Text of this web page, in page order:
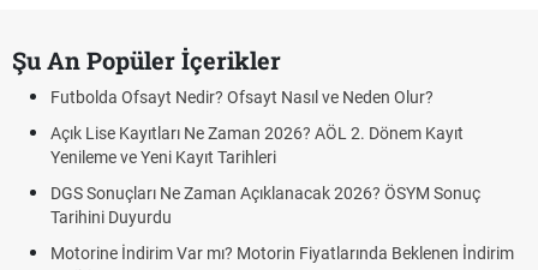
Şu An Popüler İçerikler
Futbolda Ofsayt Nedir? Ofsayt Nasıl ve Neden Olur?
Açık Lise Kayıtları Ne Zaman 2026? AÖL 2. Dönem Kayıt
Yenileme ve Yeni Kayıt Tarihleri
DGS Sonuçları Ne Zaman Açıklanacak 2026? ÖSYM Sonuç
Tarihini Duyurdu
Motorine İndirim Var mı? Motorin Fiyatlarında Beklenen İndirim